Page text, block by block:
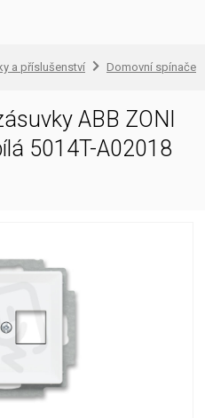
a příslušenství Domovní spínače
ABB ZONI
5014T-A02018